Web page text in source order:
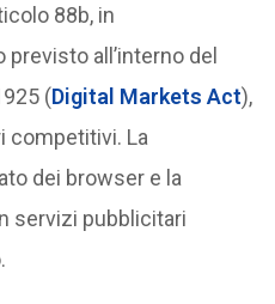
88b, in
all’interno del
(Digital Markets Act),
competitivi. La
dei browser e la
servizi pubblicitari